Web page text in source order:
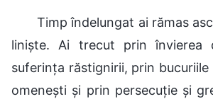
Timp îndelungat ai rămas
liniște. Ai trecut prin învierea
suferința răstignirii, prin
omenești și prin persecuție și